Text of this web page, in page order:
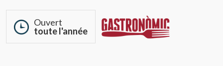
Ouvert
toute l'année